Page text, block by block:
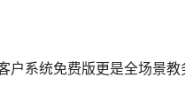
户系统免费版更是全场景